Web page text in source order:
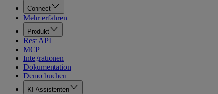
Connect
Mehr erfahren
Produkt
Rest API
MCP
Integrationen
Dokumentation
Demo buchen
KI-Assistenten